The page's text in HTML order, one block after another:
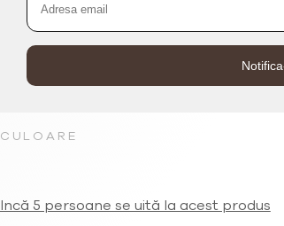
CULOARE
Incă 5 persoane se uită la acest produs